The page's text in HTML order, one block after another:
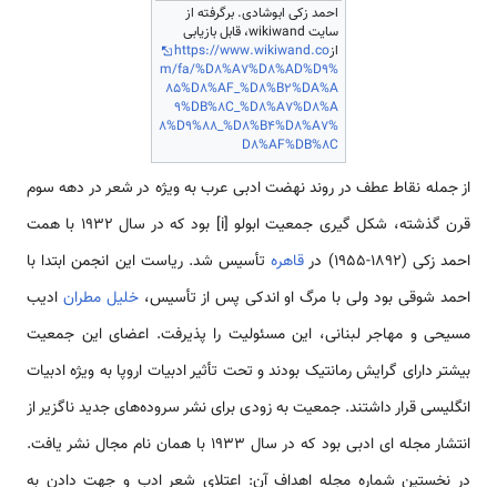
احمد زکی ابوشادی. برگرفته از
سایت wikiwand، قابل بازیابی
ازhttps://www.wikiwand.co
m/fa/%D8%A7%D8%AD%D9%
85%D8%AF_%D8%B2%DA%A
9%DB%8C_%D8%A7%D8%A
8%D9%88_%D8%B4%D8%A7%
D8%AF%DB%8C
از جمله نقاط عطف در روند نهضت ادبی عرب به ویژه در شعر در دهه سوم
قرن گذشته، شکل گیری جمعیت ابولو [i] بود که در سال 1932 با همت
احمد زکی (1892-1955) در
قاهرهتأسیس شد. ریاست این انجمن ابتدا با
احمد شوقی بود ولی با مرگ او اندکی پس از تأسیس،خلیل مطران ادیب
مسیحی و مهاجر لبنانی، این مسئولیت را پذیرفت. اعضای این جمعیت
بیشتر دارای گرایش رمانتیک بودند و تحت تأثیر ادبیات اروپا به ویژه ادبیات
انگلیسی قرار داشتند. جمعیت به زودی برای نشر سروده‌های جدید ناگزیر از
انتشار مجله ای ادبی بود که در سال 1933 با همان نام مجال نشر یافت.
در نخستین شماره مجله اهداف آن: اعتلای شعر ادب و جهت دادن به